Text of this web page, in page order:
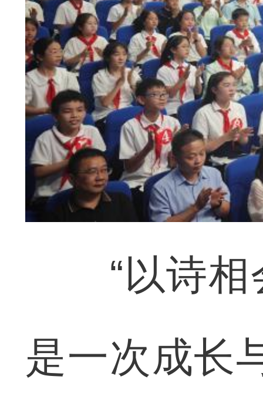
“以诗相
是一次成长